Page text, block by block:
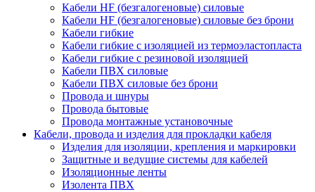
Кабели HF (безгалогеновые) силовые
Кабели HF (безгалогеновые) силовые без брони
Кабели гибкие
Кабели гибкие с изоляцией из термоэластопласта
Кабели гибкие с резиновой изоляцией
Кабели ПВХ силовые
Кабели ПВХ силовые без брони
Провода и шнуры
Провода бытовые
Провода монтажные установочные
Кабели, провода и изделия для прокладки кабеля
Изделия для изоляции, крепления и маркировки
Защитные и ведущие системы для кабелей
Изоляционные ленты
Изолента ПВХ